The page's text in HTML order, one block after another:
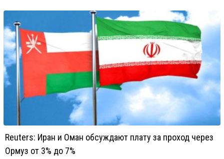
Reuters: Иран и Оман обсуждают плату за проход через
Ормуз от 3% до 7%